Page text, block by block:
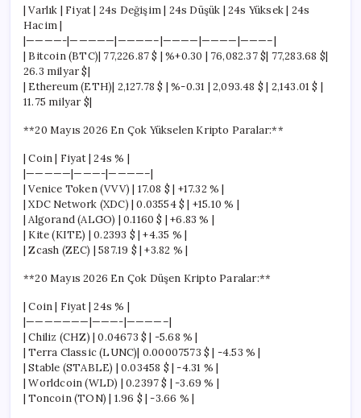
| Varlık | Fiyat | 24s Değişim | 24s Düşük | 24s Yüksek | 24s
Hacim |
|————-|—————|————–|————|————|———–|
| Bitcoin (BTC)| 77,226.87 $ | %+0.30 | 76,082.37 $| 77,283.68 $|
26.3 milyar $|
| Ethereum (ETH)| 2,127.78 $ | %-0.31 | 2,093.48 $ | 2,143.01 $ |
11.75 milyar $|
**20 Mayıs 2026 En Çok Yükselen Kripto Paralar:**
| Coin | Fiyat | 24s % |
|—————|———-|————–|
| Venice Token (VVV) | 17.08 $ | +17.32 % |
| XDC Network (XDC) | 0.03554 $ | +15.10 % |
| Algorand (ALGO) | 0.1160 $ | +6.83 % |
| Kite (KITE) | 0.2393 $ | +4.35 % |
| Zcash (ZEC) | 587.19 $ | +3.82 % |
**20 Mayıs 2026 En Çok Düşen Kripto Paralar:**
| Coin | Fiyat | 24s % |
|———————|———-|————–|
| Chiliz (CHZ) | 0.04673 $ | -5.68 % |
| Terra Classic (LUNC)| 0.00007573 $ | -4.53 % |
| Stable (STABLE) | 0.03458 $ | -4.31 % |
| Worldcoin (WLD) | 0.2397 $ | -3.69 % |
| Toncoin (TON) | 1.96 $ | -3.66 % |